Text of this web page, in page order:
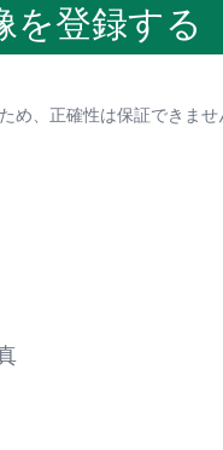
を登録する
め、正確性は保証できま